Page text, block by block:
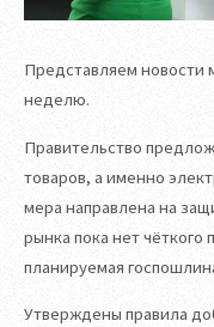
Представляем новости
неделю.
Правительство
товаров, а именно
мера направлена на
рынка пока нет чёткого
планируемая
Утверждены правила